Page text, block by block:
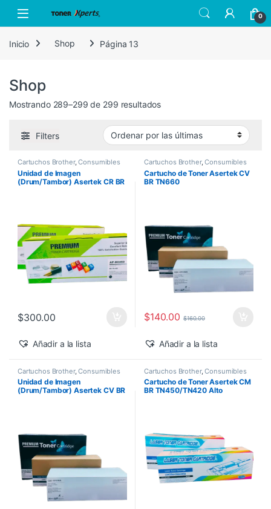
Open 0
Inicio Shop Página 13
Shop
Mostrando 289–299 de 299 resultadosSorted by latest
Filters
Cartuchos Brother,Consumibles
para Impresoras Drum Asertek
Unidad de Imagen
(Drum/Tambor) Asertek CR BR
$300.00
Añadir a la lista
Cartuchos Brother,Consumibles
Descuentos de
la Semana ,Descuentos del MES,
Toner Asertek
Cartucho de Toner Asertek CV
BR TN660
$140.00 $160.00
Añadir a la lista
Cartuchos Brother,Consumibles
para Impresoras Drum Asertek
Unidad de Imagen
(Drum/Tambor) Asertek CV BR
Cartuchos Brother,Consumibles
para Impresoras Descuentos del
MES,Toner Asertek
Cartucho de Toner Asertek CM
BR TN450/TN420 Alto